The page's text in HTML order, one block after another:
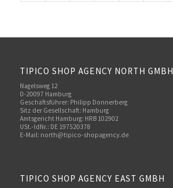
TIPICO SHOP AGENCY NORTH GMBH
Nagelsweg 12
D-20097 Hamburg
Geschäftsführer: Philipp Donnerberg
Sitz der Gesellschaft: Hamburg
Amtsgericht Hamburg: HRB 102902
USt.-IdNr.: DE 197520378
E-Mail: north@tipico-shopagency.de
TIPICO SHOP AGENCY EAST GMBH